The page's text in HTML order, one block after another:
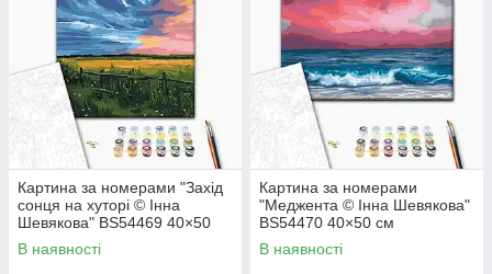
Картина за номерами "Захід
сонця на хуторі © Інна
Шевякова" BS54469 40×50
см
В наявності
Картина за номерами
"Меджента © Інна Шевякова"
BS54470 40×50 см
В наявності